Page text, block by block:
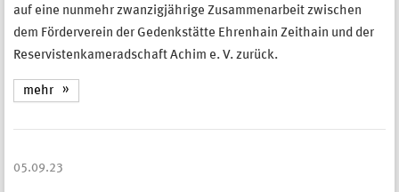
auf eine nunmehr zwanzigjährige Zusammenarbeit zwischen
dem Förderverein der Gedenkstätte Ehrenhain Zeithain und der
Reservistenkameradschaft Achim e. V. zurück.
mehr
05.09.23